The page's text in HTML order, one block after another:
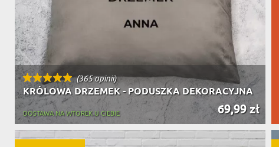
(365 opinii)
KRÓLOWA DRZEMEK - PODUSZKA DEKORACYJNA
69,99 zł
DOSTAWA NA WTOREK U CIEBIE